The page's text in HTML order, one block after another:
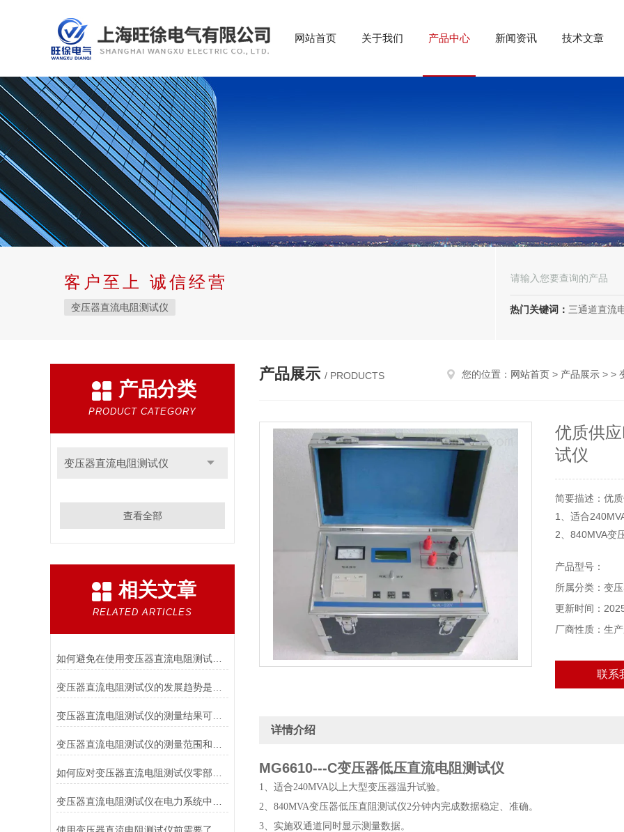
网站首页 关于我们 产品中心 新闻资讯 技术文章
客户至上 诚信经营
变压器直流电阻测试仪 热门关键词： 三通道直流电阻测试仪
产品分类
PRODUCT CATEGORY
变压器直流电阻测试仪
查看全部
相关文章
RELATED ARTICLES
如何避免在使用变压器直流电阻测试仪时对被测变压器造成损伤？
变压器直流电阻测试仪的测量结果可靠性如何？
产品展示 / PRODUCTS 您的位置： 网站首页 > 产品展示 > >
优质供
试仪
简要描述：优
1、适合
2、840MVA变
4、每间隔60秒
5、配温升换算
产品型号：
所属分类：变
更新时间：
厂商性质：生
联系
详情介绍
MG6610---C变压器低压直流电阻测试仪
1、适合240MVA以上大型变压器温升试验。
2、840MVA变压器低压直阻测试仪2分钟内完成数据稳定、准确。
3、实施双通道同时显示测量数据。